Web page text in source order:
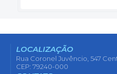
LOCALIZAÇÃO
Rua Coronel Juvêncio, 547
CEP: 79240-000